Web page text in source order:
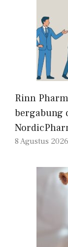
Rinn
bergabung
8 Agustus 2026